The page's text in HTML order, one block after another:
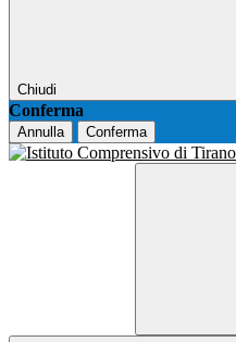
Chiudi
Conferma
Annulla Conferma